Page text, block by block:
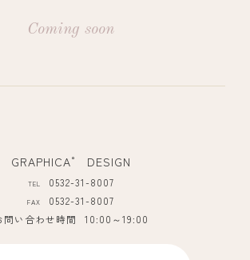
Coming soon
GRAPHICA゜ DESIGN
TEL 0532-31-8007
FAX
0532-31-8007
問い合わせ時間
10:00～19:00